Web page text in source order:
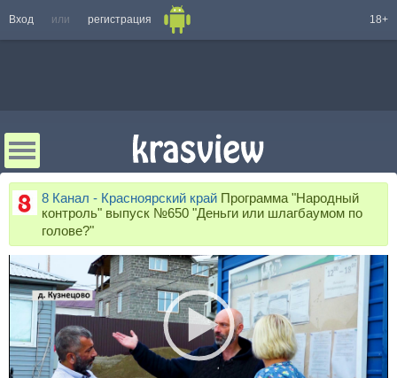
Вход или регистрация 18+
8 Канал - Красноярский край Программа "Народный
контроль" выпуск №650 "Деньги или шлагбаумом по
голове?"